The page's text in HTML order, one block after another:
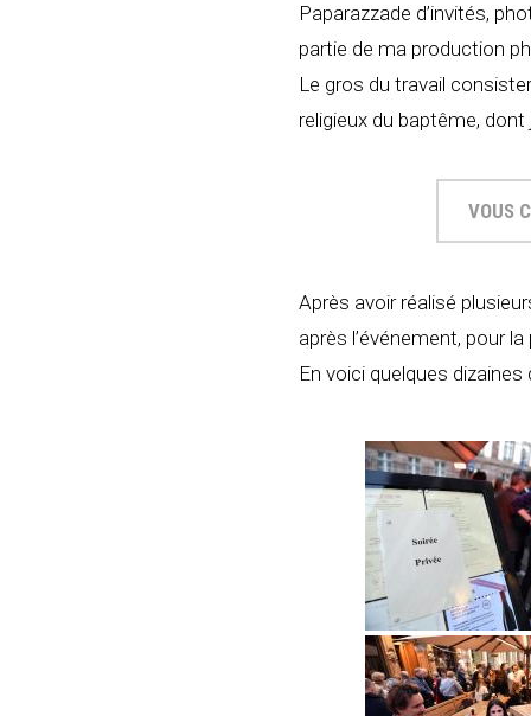
Paparazzade d’invités,
partie de ma production
Le gros du travail
religieux du baptême,
VOUS
Après avoir réalisé
après l’événement, pour
En voici quelques